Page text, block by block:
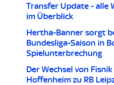
Transfer Update - alle
im Überblick
Hertha-Banner sorgt
Bundesliga-Saison in
Spielunterbrechung
Der Wechsel von
Hoffenheim zu RB